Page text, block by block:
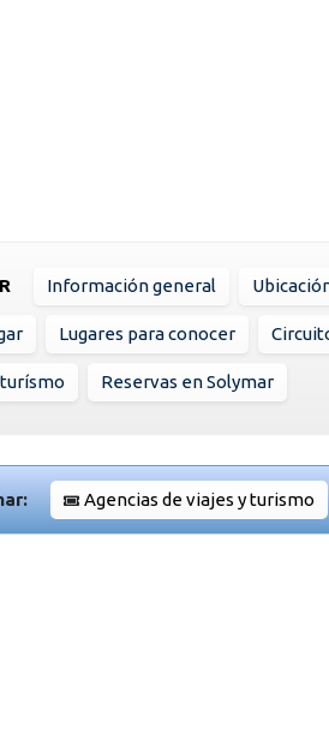
Información general
Lugares para conocer
Reservas en Solymar
Agencias de viajes y turismo